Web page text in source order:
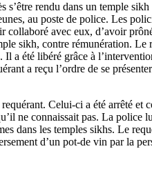
s’être rendu dans un temple
au poste de police. Les
collaboré avec eux, d’avoir
sikh, contre rémunération. Le
a été libéré grâce à
a reçu l’ordre de se
Celui-ci a été arrêté et
ne connaissait pas. La police
dans les temples sikhs. Le
d’un pot-de vin par la